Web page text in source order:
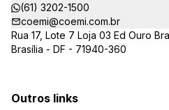
(61) 3202-1500
coemi@coemi.com.br
Rua 17, Lote 7 Loja 03 Ed Ouro
Brasília - DF - 71940-360
Outros links